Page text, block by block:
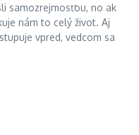
samozrejmosťou, no ak
nám to celý život. Aj
vpred, vedcom sa